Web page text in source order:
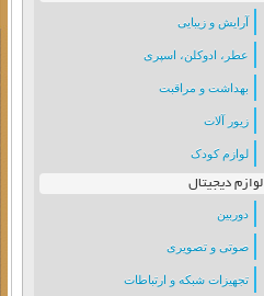
آرایش و زیبایی
عطر، ادوکلن، اسپری
بهداشت و مراقبت
زیور آلات
لوازم کودک
لوازم دیجیتال
دوربین
صوتی و تصویری
تجهیزات شبکه و ارتباطات